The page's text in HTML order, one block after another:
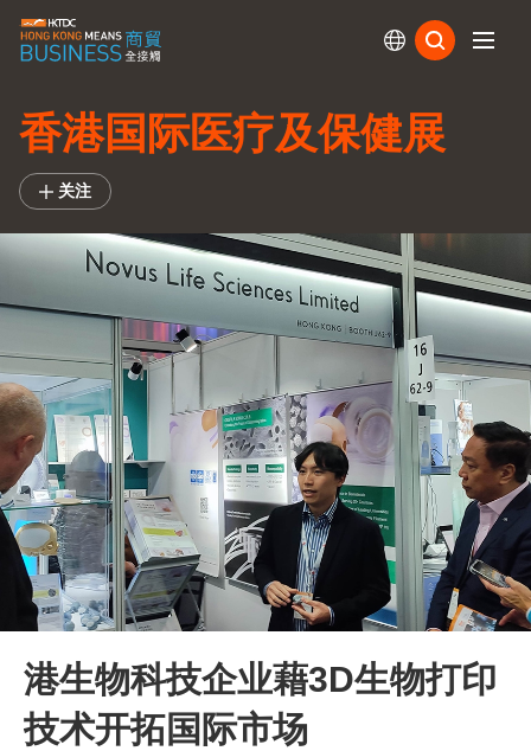
香港国际医疗及保健展
关注
港生物科技企业藉3D生物打印
技术开拓国际市场